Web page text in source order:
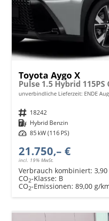
Toyota Aygo X
unverbindliche Lieferzeit: ENDE
Fahrzeugnr. 18242
Kraftstoff Hybrid Benzin
Leistung 85 kW (116 PS)
21.750,– €
incl. 19% MwSt.
Verbrauch kombiniert:
CO2-Klasse: B
CO2-Emissionen: 89,00 g/